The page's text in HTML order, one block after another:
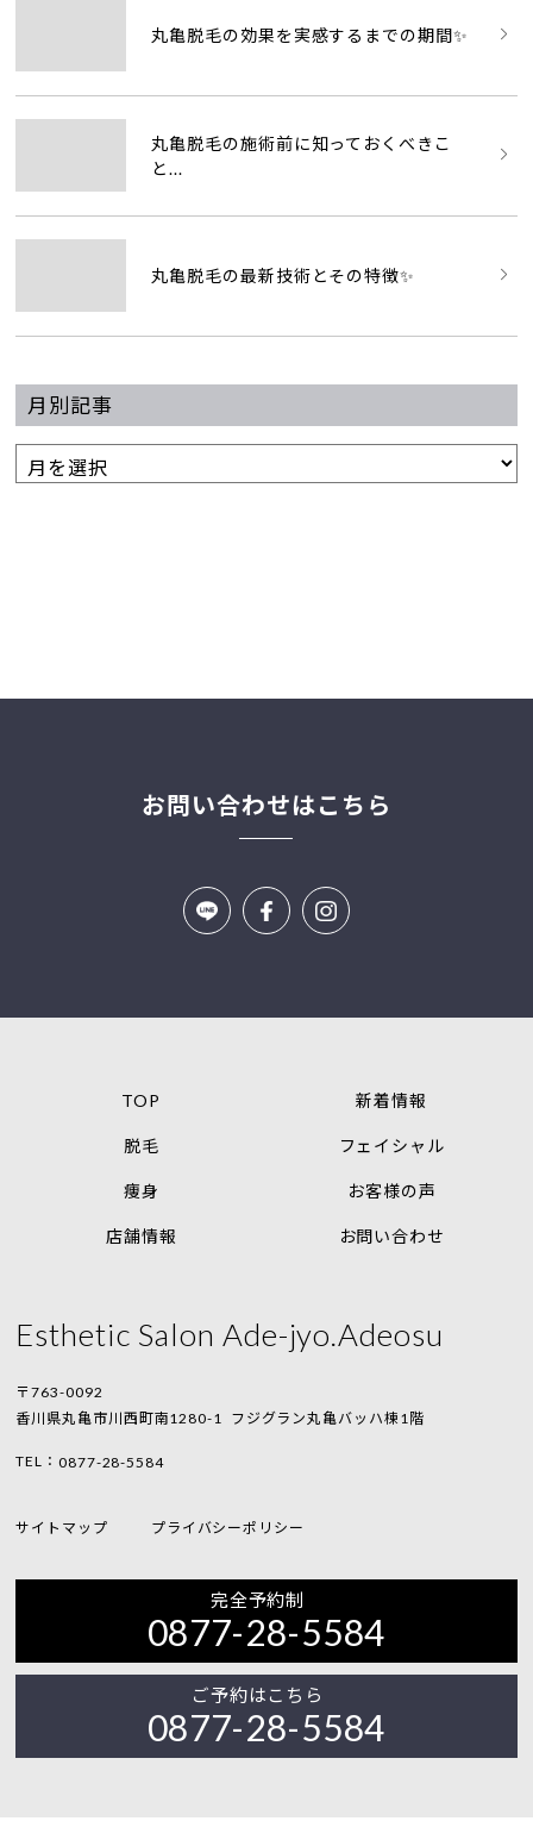
丸亀脱毛の効果を実感するまでの期間✨
丸亀脱毛の施術前に知っておくべきこ
と...
丸亀脱毛の最新技術とその特徴✨
月別記事
お問い合わせはこちら
TOP 新着情報
脱毛 フェイシャル
痩身 お客様の声
店舗情報 お問い合わせ
Esthetic Salon Ade-jyo.Adeosu
〒763-0092
香川県丸亀市川西町南1280-1 フジグラン丸亀バッハ棟1階
TEL：0877-28-5584
サイトマップ プライバシーポリシー
完全予約制
0877-28-5584
ご予約はこちら
0877-28-5584